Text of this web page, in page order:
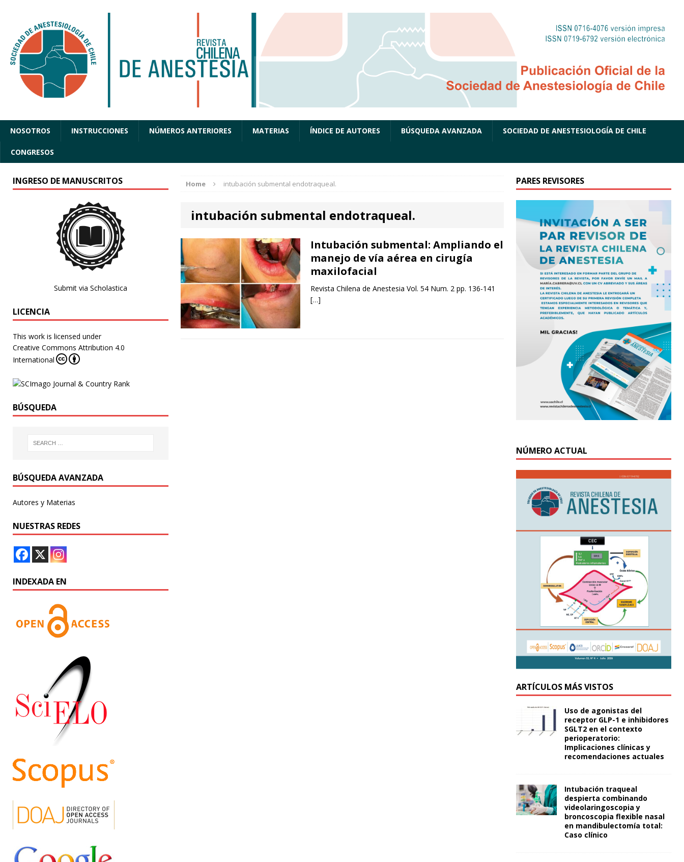
NOSOTROS INSTRUCCIONES NÚMEROS ANTERIORES MATERIAS ÍNDICE DE AUTORES BÚSQUEDA AVANZADA SOCIEDAD DE ANESTESIOLOGÍA DE CHILE
CONGRESOS
Home intubación submental endotraqueal.
intubación submental endotraqueal.
Intubación submental: Ampliando el
manejo de vía aérea en cirugía
maxilofacial
Revista Chilena de Anestesia Vol. 54 Num. 2 pp. 136-141
[…]
INGRESO DE MANUSCRITOS
Submit via Scholastica
LICENCIA
This work is licensed under
Creative Commons Attribution 4.0
International
BÚSQUEDA
BÚSQUEDA AVANZADA
Autores y Materias
NUESTRAS REDES
INDEXADA EN
PARES REVISORES
NÚMERO ACTUAL
ARTÍCULOS MÁS VISTOS
Uso de agonistas del
receptor GLP-1 e inhibidores
SGLT2 en el contexto
perioperatorio:
Implicaciones clínicas y
recomendaciones actuales
Intubación traqueal
despierta combinando
videolaringoscopia y
broncoscopia flexible nasal
en mandibulectomía total:
Caso clínico